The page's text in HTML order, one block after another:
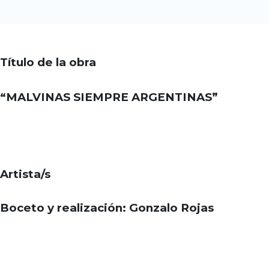
Título de la obra
“MALVINAS SIEMPRE ARGENTINAS”
Artista/s
Boceto y realización: Gonzalo Rojas